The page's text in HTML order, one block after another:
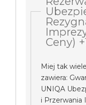
Ceny)
Miej tak
zawiera:
UNIQA
i Przerwania